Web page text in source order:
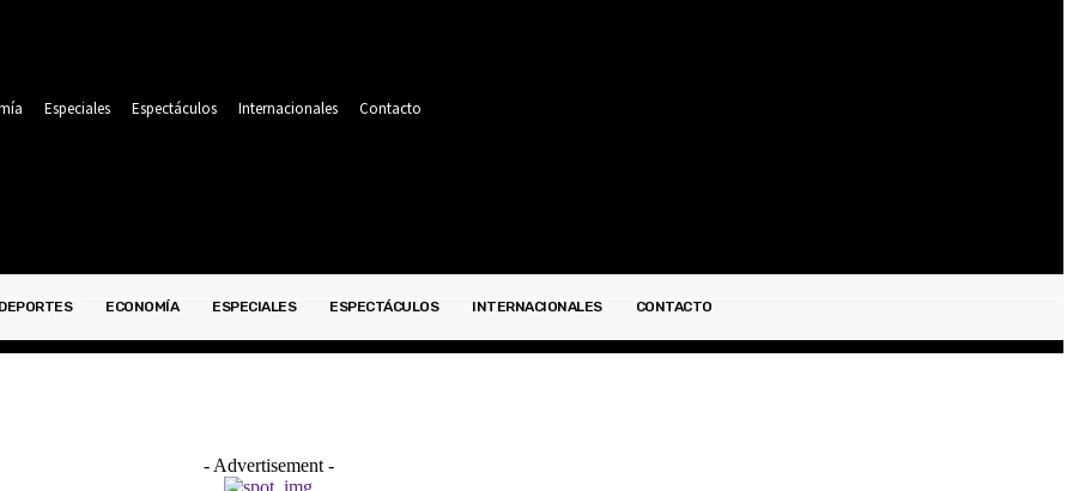
Especiales Espectáculos Internacionales Contacto
DEPORTES ECONOMÍA ESPECIALES ESPECTÁCULOS INTERNACIONALES CONTACTO
- Advertisement -